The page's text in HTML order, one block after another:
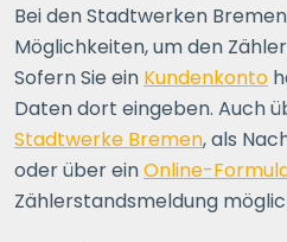
Bei den Stadtwerken
Möglichkeiten, um den
Sofern Sie ein Kundenkonto
Daten dort eingeben. Auch
Stadtwerke Bremen, als
oder über einOnline-
Zählerstandsmeldung